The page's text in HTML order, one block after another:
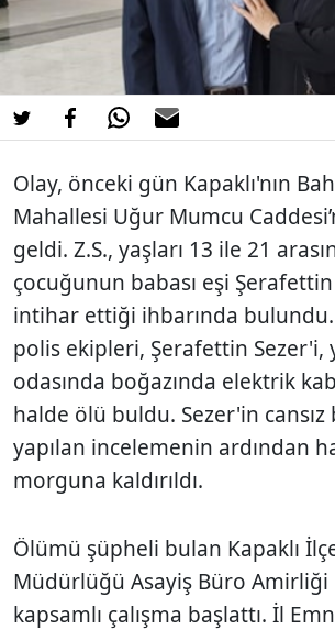
Olay, önceki gün Kapaklı'nın
Mahallesi Uğur Mumcu
geldi. Z.S., yaşları 13 ile 21
çocuğunun babası eşi
intihar ettiği ihbarında
polis ekipleri, Şerafettin Sezer'i,
odasında boğazında elektrik
halde ölü buldu. Sezer'in cansız
yapılan incelemenin ardından
morguna kaldırıldı.
Ölümü şüpheli bulan Kapaklı
Müdürlüğü Asayiş Büro Amirliği
kapsamlı çalışma başlattı. İl